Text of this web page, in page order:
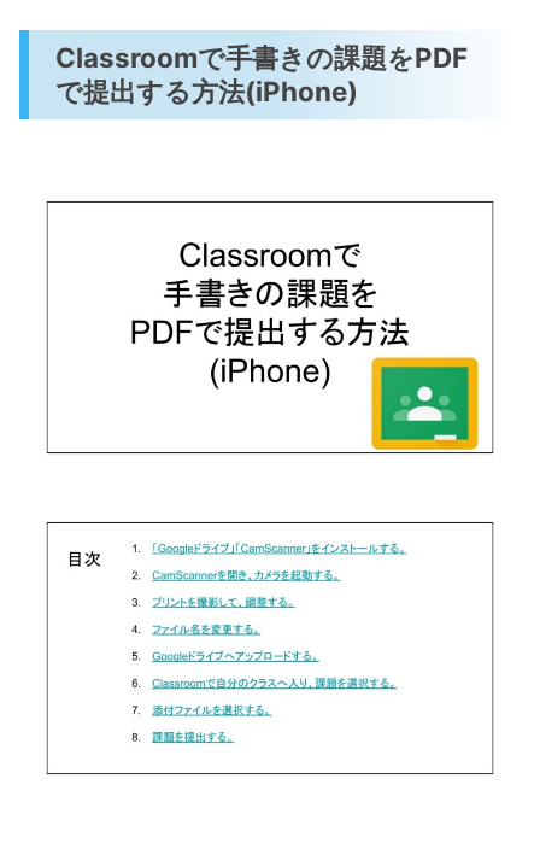
Classroomで手書きの課題をPDF
で提出する方法(iPhone)